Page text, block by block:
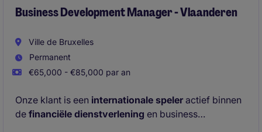
Business Development Manager - Vlaanderen
Ville de Bruxelles
Permanent
€65,000 - €85,000 par an
Onze klant is een internationale speler actief binnen
de financiële dienstverlening en business